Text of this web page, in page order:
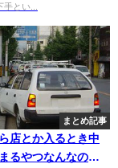
とい...
まとめ記事
店とか入るとき中
るやつなんなのｗ